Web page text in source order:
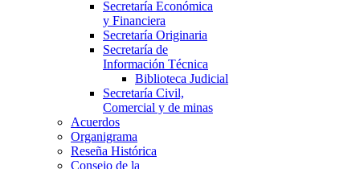
Secretaría Económica
y Financiera
Secretaría Originaria
Secretaría de
Información Técnica
Biblioteca Judicial
Secretaría Civil,
Comercial y de minas
Acuerdos
Organigrama
Reseña Histórica
Consejo de la